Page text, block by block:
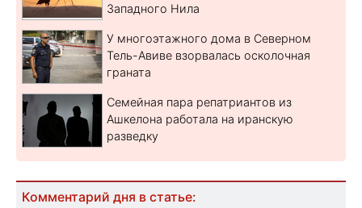
Западного Нила
У многоэтажного дома в Северном
Тель-Авиве взорвалась осколочная
граната
Семейная пара репатриантов из
Ашкелона работала на иранскую
разведку
Комментарий дня в статье: